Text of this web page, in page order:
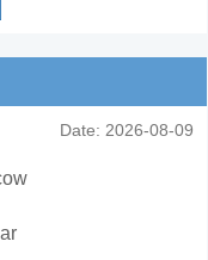
Date: 2026-08-09